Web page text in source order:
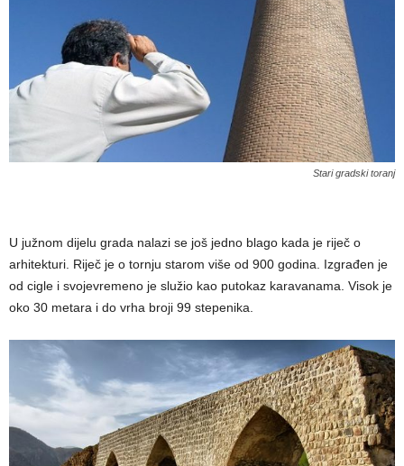
Stari gradski toranj
U južnom dijelu grada nalazi se još jedno blago kada je riječ o
arhitekturi. Riječ je o tornju starom više od 900 godina. Izgrađen je
od cigle i svojevremeno je služio kao putokaz karavanama. Visok je
oko 30 metara i do vrha broji 99 stepenika.